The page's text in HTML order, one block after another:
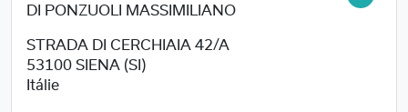
DI PONZUOLI MASSIMILIANO
STRADA DI CERCHIAIA 42/A
53100 SIENA (SI)
Itálie